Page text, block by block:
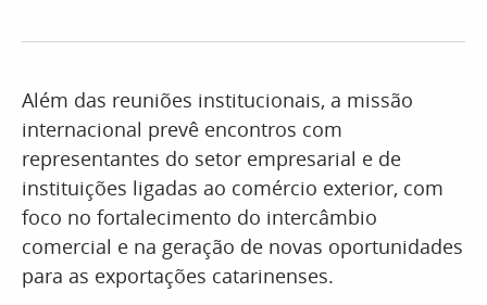
Além das reuniões institucionais, a missão
internacional prevê encontros com
representantes do setor empresarial e de
instituições ligadas ao comércio exterior, com
foco no fortalecimento do intercâmbio
comercial e na geração de novas oportunidades
para as exportações catarinenses.